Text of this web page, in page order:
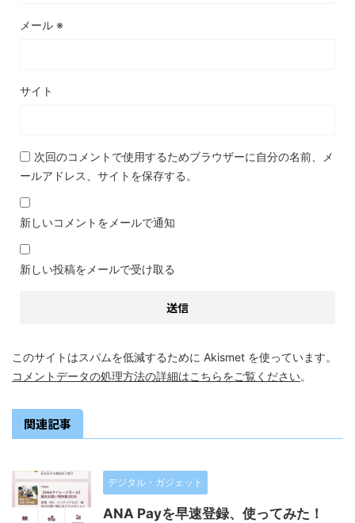
メール ※
サイト
次回のコメントで使用するためブラウザーに自分の名前、メ
ールアドレス、サイトを保存する。
新しいコメントをメールで通知
新しい投稿をメールで受け取る
このサイトはスパムを低減するために Akismet を使っています。
コメントデータの処理方法の詳細はこちらをご覧ください。
関連記事
デジタル・ガジェット
ANA Payを早速登録、使ってみた！